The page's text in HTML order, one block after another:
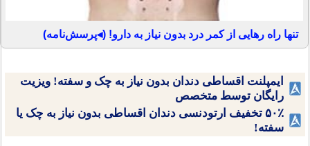
تنها راه رهایی از کمر درد بدون نیاز به دارو! (◂پرسش‌نامه)
ایمپلنت اقساطی دندان بدون نیاز به چک و سفته! ویزیت
رایگان توسط متخصص
۵۰٪ تخفیف ارتودنسی دندان اقساطی بدون نیاز به چک یا
سفته!